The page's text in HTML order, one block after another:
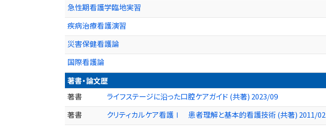
急性期看護学臨地実習
疾病治療看護演習
災害保健看護論
国際看護論
著書・論文歴
著書
ライフステージに沿った口腔ケアガイド (共著) 2023/09
著書
クリティカルケア看護Ⅰ 患者理解と基本的看護技術 (共著) 2011/02